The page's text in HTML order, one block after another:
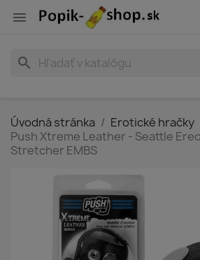

search
Úvodná stránka Erotické hračky
Push Xtreme Leather - Seattle
Stretcher EMBS